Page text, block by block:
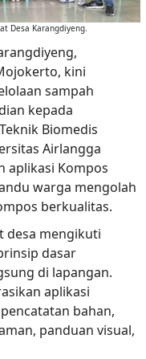
Desa Karangdiyeng.
kini
sampah
kepada
Biomedis
Airlangga
aplikasi Kompos
warga mengolah
berkualitas.
desa mengikuti
dasar
di lapangan.
aplikasi
bahan,
panduan visual,